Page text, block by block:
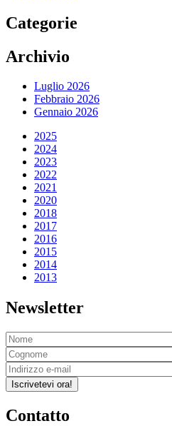
Categorie
Archivio
Luglio 2026
Febbraio 2026
Gennaio 2026
2025
2024
2023
2022
2021
2020
2018
2017
2016
2015
2014
2013
Newsletter
Iscrivetevi ora!
Contatto